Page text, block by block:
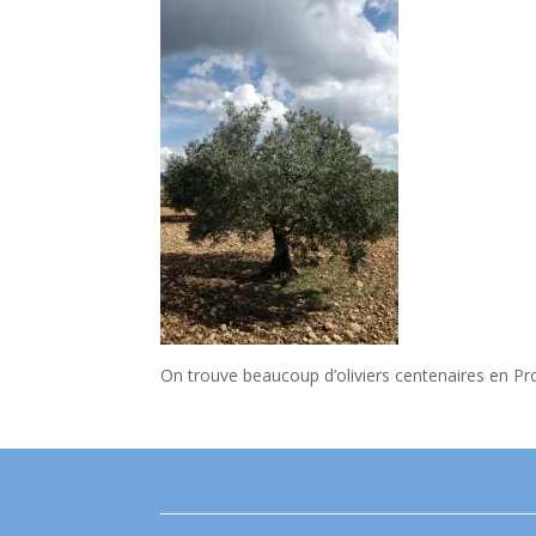
On trouve beaucoup d’oliviers centenaires en